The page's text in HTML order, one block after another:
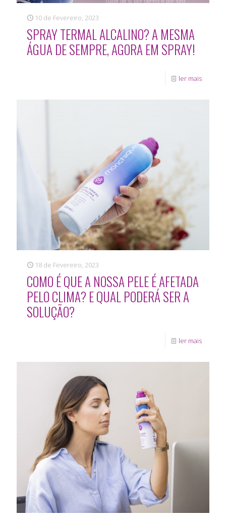
10 de Fevereiro, 2023
SPRAY TERMAL ALCALINO? A MESMA
ÁGUA DE SEMPRE, AGORA EM SPRAY!
ler mais
18 de Fevereiro, 2023
COMO É QUE A NOSSA PELE É AFETADA
PELO CLIMA? E QUAL PODERÁ SER A
SOLUÇÃO?
ler mais